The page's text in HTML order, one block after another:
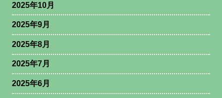
2025年10月
2025年9月
2025年8月
2025年7月
2025年6月